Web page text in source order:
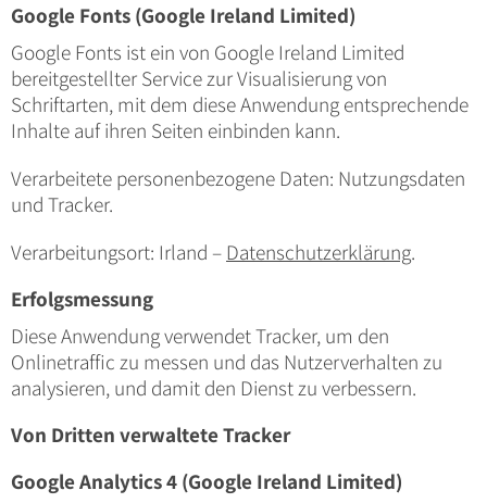
Google Fonts (Google Ireland Limited)
Google Fonts ist ein von Google Ireland Limited
bereitgestellter Service zur Visualisierung von
Schriftarten, mit dem diese Anwendung entsprechende
Inhalte auf ihren Seiten einbinden kann.
Verarbeitete personenbezogene Daten: Nutzungsdaten
und Tracker.
Verarbeitungsort: Irland –Datenschutzerklärung.
Erfolgsmessung
Diese Anwendung verwendet Tracker, um den
Onlinetraffic zu messen und das Nutzerverhalten zu
analysieren, und damit den Dienst zu verbessern.
Von Dritten verwaltete Tracker
Google Analytics 4 (Google Ireland Limited)